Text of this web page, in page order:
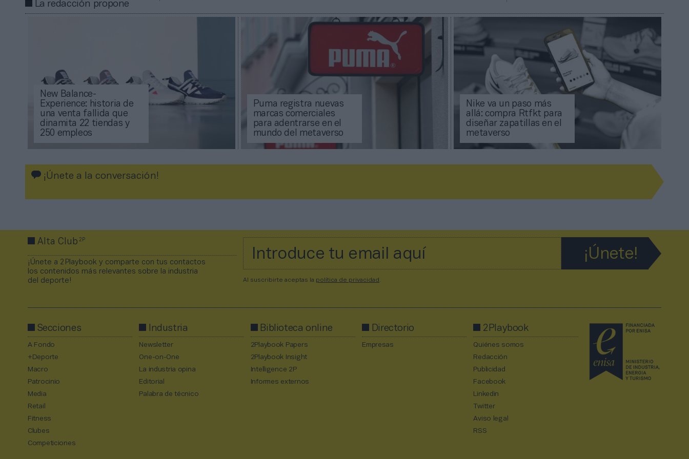
La redacción propone
New Balance-
Experience: historia de
una venta fallida que
dinamita 22 tiendas y
250 empleos
Puma registra nuevas
marcas comerciales
para adentrarse en el
mundo del metaverso
Nike va un paso más
allá: compra Rtfkt para
diseñar zapatillas en el
metaverso
¡Únete a la conversación!
Alta Club2P
¡Únete a 2Playbook y comparte con tus contactos
los contenidos más relevantes sobre la industria
del deporte!
Al suscribirte aceptas la política de privacidad
Secciones
A Fondo
+Deporte
Macro
Patrocinio
Media
Retail
Fitness
Clubes
Competiciones
Industria
Newsletter
One-on-One
La industria opina
Editorial
Palabra de técnico
Biblioteca online
2Playbook Papers
2Playbook Insight
Intelligence 2P
Informes externos
Directorio
Empresas
2Playbook
Quiénes somos
Redacción
Publicidad
Facebook
Linkedin
Twitter
Aviso legal
RSS